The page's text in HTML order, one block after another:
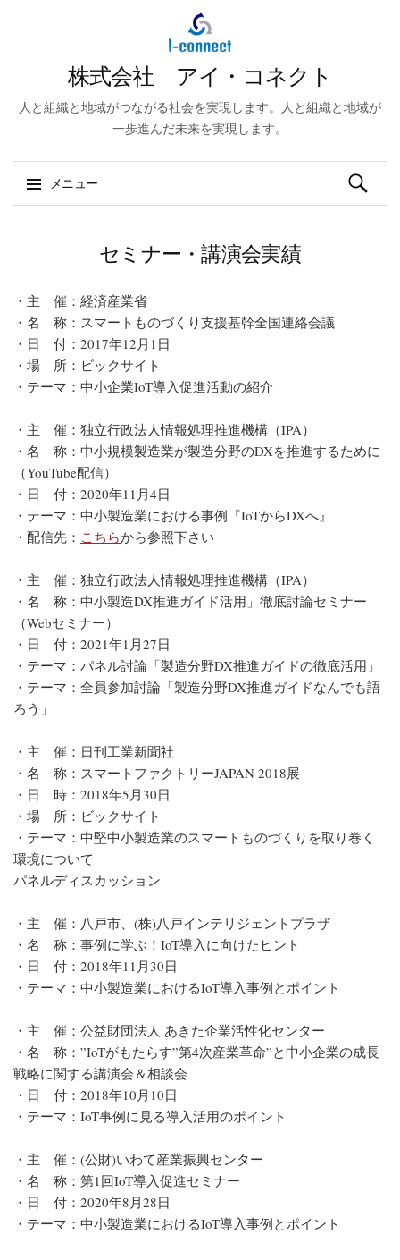
株式会社 アイ・コネクト
人と組織と地域がつながる社会を実現します。人と組織と地域が
一歩進んだ未来を実現します。
メニュー
検索:
セミナー・講演会実績
・主 催：経済産業省
・名 称：スマートものづくり支援基幹全国連絡会議
・日 付：2017年12月1日
・場 所：ビックサイト
・テーマ：中小企業IoT導入促進活動の紹介
・主 催：独立行政法人情報処理推進機構（IPA）
・名 称：中小規模製造業が製造分野のDXを推進するために
（YouTube配信）
・日 付：2020年11月4日
・テーマ：中小製造業における事例『IoTからDXへ』
・配信先： こちらから参照下さい
・主 催：独立行政法人情報処理推進機構（IPA）
・名 称：中小製造DX推進ガイド活用」徹底討論セミナー
（Webセミナー）
・日 付：2021年1月27日
・テーマ：パネル討論「製造分野DX推進ガイドの徹底活用」
・テーマ：全員参加討論「製造分野DX推進ガイドなんでも語
ろう」
・主 催：日刊工業新聞社
・名 称：スマートファクトリーJAPAN 2018展
・日 時：2018年5月30日
・場 所：ビックサイト
・テーマ：中堅中小製造業のスマートものづくりを取り巻く
環境について
パネルディスカッション
・主 催：八戸市、(株)八戸インテリジェントプラザ
・名 称：事例に学ぶ！IoT導入に向けたヒント
・日 付：2018年11月30日
・テーマ：中小製造業におけるIoT導入事例とポイント
・主 催：公益財団法人 あきた企業活性化センター
・名 称：”IoTがもたらす”第4次産業革命”と中小企業の成長
戦略に関する講演会＆相談会
・日 付：2018年10月10日
・テーマ：IoT事例に見る導入活用のポイント
・主 催：(公財)いわて産業振興センター
・名 称：第1回IoT導入促進セミナー
・日 付：2020年8月28日
・テーマ：中小製造業におけるIoT導入事例とポイント